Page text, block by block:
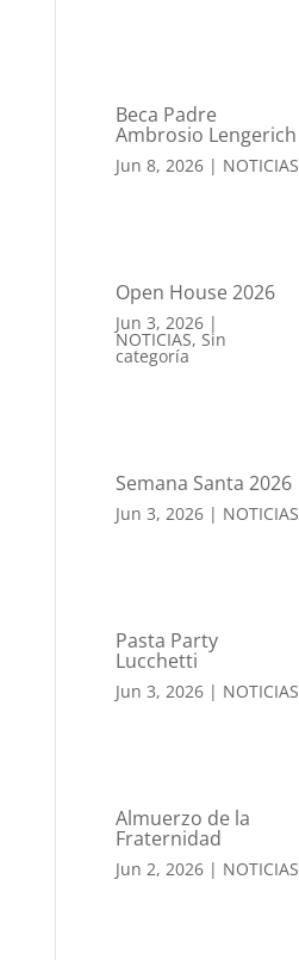
Beca Padre
Ambrosio Lengerich
Jun 8, 2026| NOTICIAS
Open House 2026
Jun 3, 2026|
NOTICIAS, Sin
categoría
Semana Santa 2026
Jun 3, 2026| NOTICIAS
Pasta Party
Lucchetti
Jun 3, 2026| NOTICIAS
Almuerzo de la
Fraternidad
Jun 2, 2026| NOTICIAS